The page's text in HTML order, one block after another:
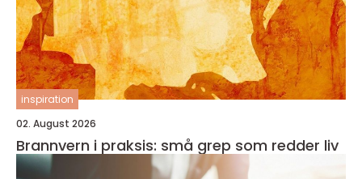
inspiration
02. August 2026
Brannvern i praksis: små grep som redder liv